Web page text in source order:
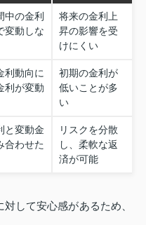
中の金利
変動しな
将来の金利上
昇の影響を受
けにくい
利動向に
利が変動
初期の金利が
低いことが多
い
と変動金
合わせた
リスクを分散
し、柔軟な返
済が可能
して安心感があるため、